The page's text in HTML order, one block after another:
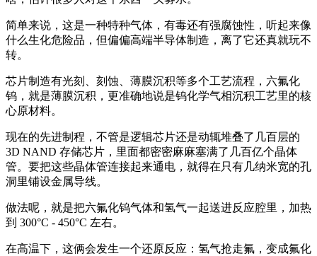
简单来说，这是一种特种气体，有毒还有强腐蚀性，听起来像
什么生化危险品，但偏偏高端半导体制造，离了它还真就玩不
转。
芯片制造有光刻、刻蚀、薄膜沉积等多个工艺流程，六氟化
钨，就是薄膜沉积，更准确地说是钨化学气相沉积工艺里的核
心原材料。
现在的先进制程，不管是逻辑芯片还是动辄堆叠了几百层的
3D NAND 存储芯片，里面都密密麻麻塞满了几百亿个晶体
管。要把这些晶体管连接起来通电，就得在只有几纳米宽的孔
洞里铺设金属导线。
做法呢，就是把六氟化钨气体和氢气一起送进反应腔里，加热
到 300°C - 450°C 左右。
在高温下，这俩会发生一个还原反应：氢气抢走氟，变成氟化